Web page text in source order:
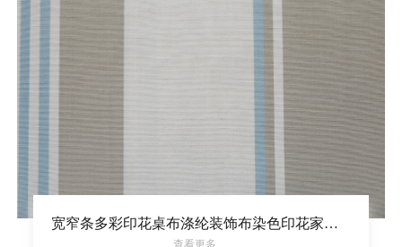
宽窄条多彩印花桌布涤纶装饰布染色印花家居面料
查看更多